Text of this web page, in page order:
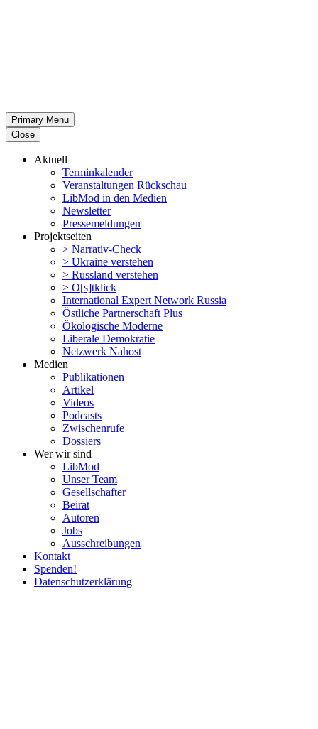
Primary Menu
Close
Aktuell
Termin­ka­lender
Veran­stal­tungen Rückschau
LibMod in den Medien
Newsletter
Presse­mel­dungen
Projekt­seiten
> Narrativ-Check
> Ukraine verstehen
> Russland verstehen
> O[s]tklick
Inter­na­tional Expert Network Russia
Östliche Partner­schaft Plus
Ökolo­gische Moderne
Liberale Demokratie
Netzwerk Nahost
Medien
Publi­ka­tionen
Artikel
Videos
Podcasts
Zwischenrufe
Dossiers
Wer wir sind
LibMod
Unser Team
Gesell­schafter
Beirat
Autoren
Jobs
Ausschrei­bungen
Kontakt
Spenden!
Daten­schutz­er­klärung